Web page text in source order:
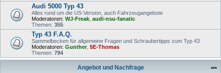
Audi 5000 Typ 43
Alles rund um die US-Version, auch Fahrzeugangebote
Moderatoren: WJ-Freak audi-nsu-fanatic
Themen: 355
Typ 43 F.A.Q.
Sammelbecken für allgemeine Fragen und Schraubertipps zum Typ 43
Moderatoren: Gunther, 5E-Thomas
Themen: 794
Angebot und Nachfrage